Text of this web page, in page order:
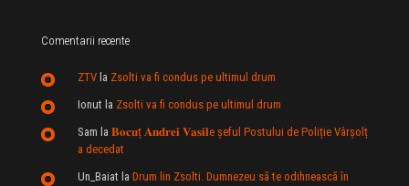
Comentarii recente
ZTV la Zsolti va fi condus pe ultimul drum
Ionut la Zsolti va fi condus pe ultimul drum
Sam la 𝐁𝐨𝐜𝐮ț 𝐀𝐧𝐝𝐫𝐞𝐢 𝐕𝐚𝐬𝐢𝐥e şeful Postului de Poliție Vârșolț
a decedat
Un_Baiat la Drum lin Zsolti. Dumnezeu sã te odihneascã în